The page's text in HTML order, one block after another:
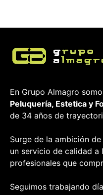
En Grupo Almagro
Peluquería, Estetica y
de 34 años de
Surge de la ambición
un servicio de calidad
profesionales que
Seguimos trabajando